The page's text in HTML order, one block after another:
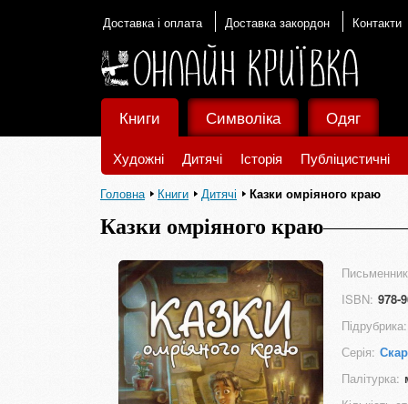
Доставка і оплата Доставка закордон Контакти
Книги
Художні Дитячі Історія Публіцистичні
Символіка Одяг
Головна Книги Дитячі Казки омріяного краю
Казки омріяного краю
ISBN: 978-
Підрубрика:
Серія:
Палітурка: